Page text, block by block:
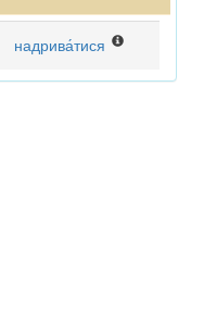
надрива́тися